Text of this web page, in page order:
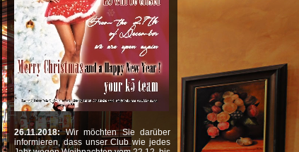
26.11.2018:Wir möchten Sie darüber
informieren, dass unser Club wie jedes